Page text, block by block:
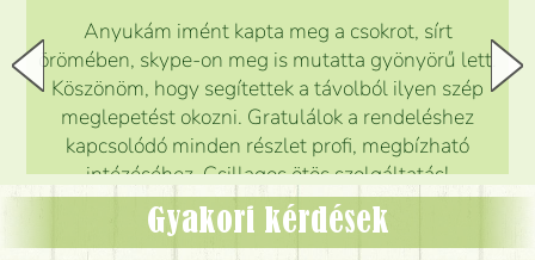
Anyukám imént kapta meg a csokrot, sírt
örömében, skype-on meg is mutatta gyönyörű lett.
Köszönöm, hogy segítettek a távolból ilyen szép
meglepetést okozni. Gratulálok a rendeléshez
kapcsolódó minden részlet profi, megbízható
intézéséhez. Csillagos ötös szolgáltatás!
Mónika
Gyakori kérdések